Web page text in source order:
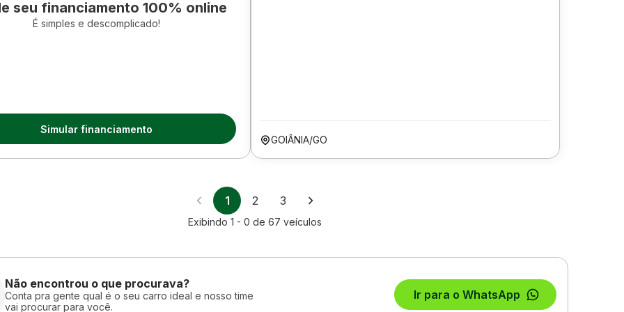
seu financiamento 100% online
É simples e descomplicado!
Simular financiamento
GOIÂNIA/GO
1 2 3
Exibindo 1 - 0 de 67 veículos
Não encontrou o que procurava?
Conta pra gente qual é o seu carro ideal e nosso time
vai procurar para você.
Ir para o WhatsApp